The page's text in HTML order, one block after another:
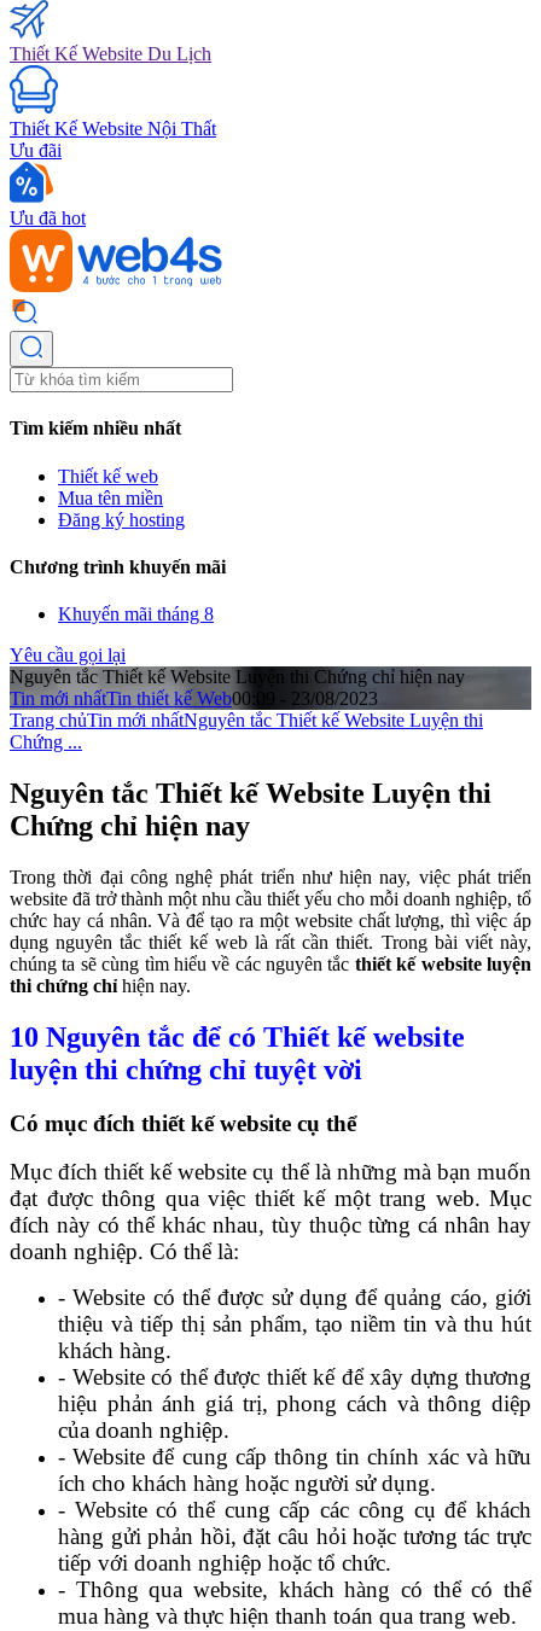
Thiết Kế Website Du Lịch
Thiết Kế Website Nội Thất
Ưu đãi
Ưu đã hot
Tìm kiếm nhiều nhất
Thiết kế web
Mua tên miền
Đăng ký hosting
Chương trình khuyến mãi
Khuyến mãi tháng 8
Yêu cầu gọi lại
Nguyên tắc Thiết kế Website Luyện thi Chứng chỉ hiện nay
Tin mới nhấtTin thiết kế Web00:09 - 23/08/2023
Trang chủTin mới nhấtNguyên tắc Thiết kế Website Luyện thi
Chứng ...
Nguyên tắc Thiết kế Website Luyện thi
Chứng chỉ hiện nay
Trong thời đại công nghệ phát triển như hiện nay, việc phát triển
website đã trở thành một nhu cầu thiết yếu cho mỗi doanh nghiệp, tổ
chức hay cá nhân. Và để tạo ra một website chất lượng, thì việc áp
dụng nguyên tắc thiết kế web là rất cần thiết. Trong bài viết này,
chúng ta sẽ cùng tìm hiểu về các nguyên tắc thiết kế website luyện
thi chứng chỉ hiện nay.
10 Nguyên tắc để có Thiết kế website
luyện thi chứng chỉ tuyệt vời
Có mục đích thiết kế website cụ thể
Mục đích thiết kế website cụ thể là những mà bạn muốn
đạt được thông qua việc thiết kế một trang web. Mục
đích này có thể khác nhau, tùy thuộc từng cá nhân hay
doanh nghiệp. Có thể là:
- Website có thể được sử dụng để quảng cáo, giới
thiệu và tiếp thị sản phẩm, tạo niềm tin và thu hút
khách hàng.
- Website có thể được thiết kế để xây dựng thương
hiệu phản ánh giá trị, phong cách và thông diệp
của doanh nghiệp.
- Website để cung cấp thông tin chính xác và hữu
ích cho khách hàng hoặc người sử dụng.
- Website có thể cung cấp các công cụ để khách
hàng gửi phản hồi, đặt câu hỏi hoặc tương tác trực
tiếp với doanh nghiệp hoặc tổ chức.
- Thông qua website, khách hàng có thể có thể
mua hàng và thực hiện thanh toán qua trang web.